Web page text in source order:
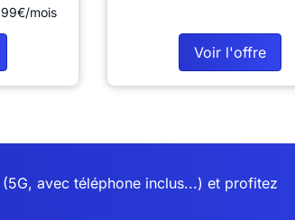
mois
Voir l'offre
avec téléphone inclus...) et profitez